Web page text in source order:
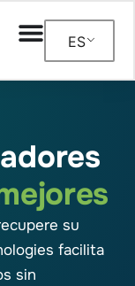
ES
su
facilita
sin